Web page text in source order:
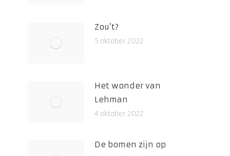
Zou’t?
5 oktober 2022
Het wonder van
Lehman
4 oktober 2022
De bomen zijn op